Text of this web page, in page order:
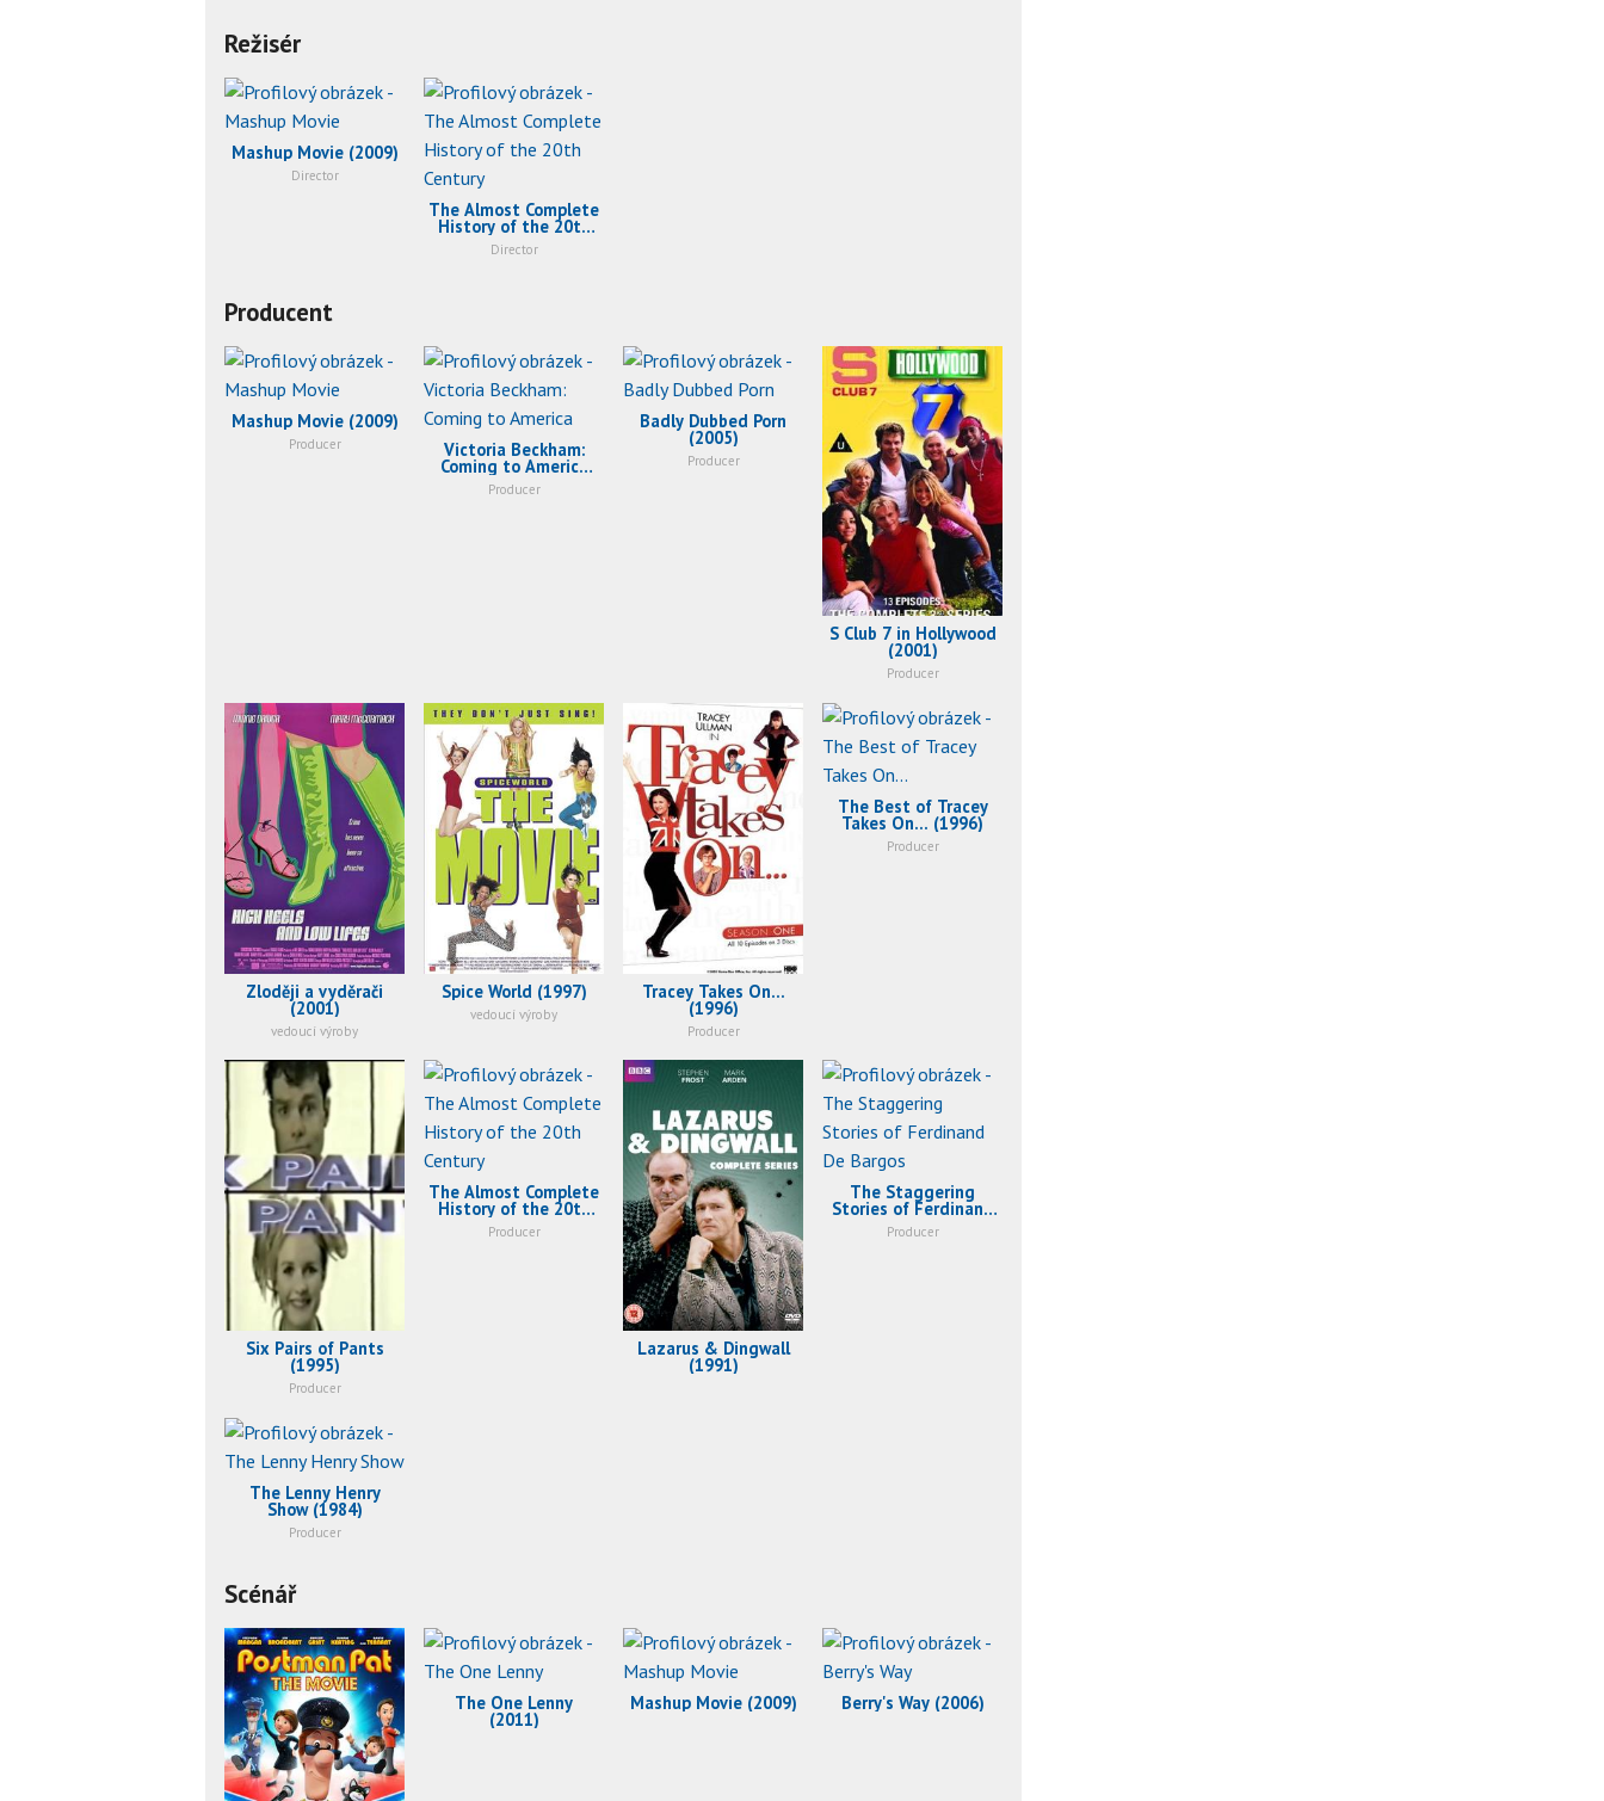
Režisér
Mashup Movie (2009)
Director
The Almost Complete
History of the 20th
Century (1993)
Director
Producent
Mashup Movie (2009)
Producer Victoria Beckham:
Coming to America
(2007)
Producer
Badly Dubbed Porn
(2005)
Producer
S Club 7 in Hollywood
(2001)
Producer
Zloději a vyděrači
(2001)
vedoucí výroby
Spice World (1997)
vedoucí výroby
Tracey Takes On...
(1996)
Producer
The Best of Tracey
Takes On... (1996)
Producer
Six Pairs of Pants
(1995)
Producer
The Almost Complete
History of the 20th
Century (1993)
Producer
Lazarus & Dingwall
(1991)
The Staggering
Stories of Ferdinand
De Bargos (1989)
Producer
The Lenny Henry
Show (1984)
Producer
Scénář
The One Lenny
(2011)
Mashup Movie (2009) Berry's Way (2006)